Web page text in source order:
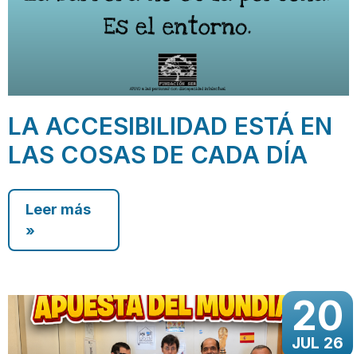
LA ACCESIBILIDAD ESTÁ EN
LAS COSAS DE CADA DÍA
Leer más
»
20
JUL 26